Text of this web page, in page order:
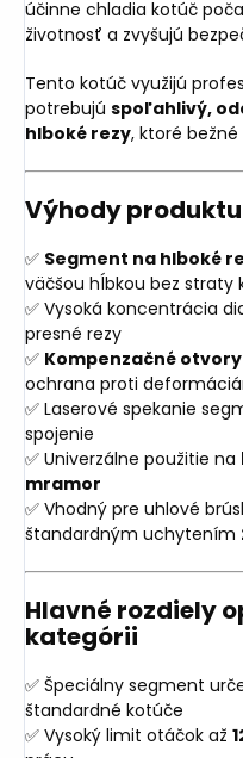
účinne chladia kotúč
životnosť a zvyšujú
Tento kotúč využijú
potrebujú spoľahlivý,
hlboké rezy, ktoré
Výhody produktu
✅ Segment na hlboké
väčšou hĺbkou bez straty
✅ Vysoká koncentrácia
presné rezy
✅ Kompenzačné otvory
ochrana proti
✅ Laserové spekanie
spojenie
✅ Univerzálne použitie na
mramor
✅ Vhodný pre uhlové
štandardným uchytením
Hlavné rozdiely
kategórii
✅ Špeciálny segment
štandardné kotúče
✅ Vysoký limit otáčok až